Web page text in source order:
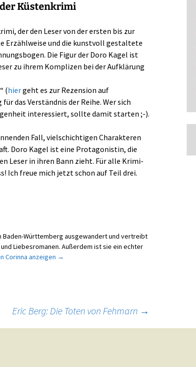
Küstenkrimi
der den Leser von der ersten bis zur
Erzählweise und die kunstvoll gestaltete
Die Figur der Doro Kagel ist
zu ihrem Komplizen bei der Aufklärung
(hiergeht es zur Rezension auf
das Verständnis der Reihe. Wer sich
interessiert, sollte damit starten ;-).
Fall, vielschichtigen Charakteren
Doro Kagel ist eine Protagonistin, die
Leser in ihren Bann zieht. Für alle Krimi-
Ich freue mich jetzt schon auf Teil drei.
Baden-Württemberg ausgewandert und vertreibt
Liebesromanen. Außerdem ist sie ein echter
Corinna anzeigen →
Eric Berg: Die Toten von Fehmarn →